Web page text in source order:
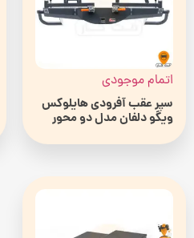
اتمام موجودی
سپر عقب آفرودی هایلوکس
ویگو دلفان مدل دو محور